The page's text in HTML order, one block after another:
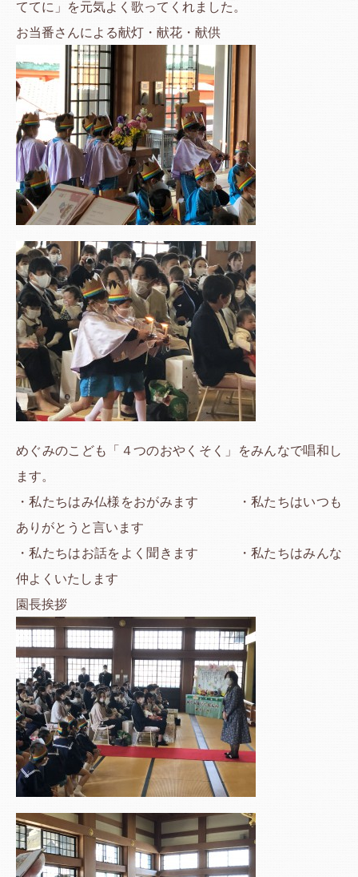
ててに」を元気よく歌ってくれました。
お当番さんによる献灯・献花・献供
めぐみのこども「４つのおやくそく」をみんなで唱和し
ます。
・私たちはみ仏様をおがみます ・私たちはいつも
ありがとうと言います
・私たちはお話をよく聞きます ・私たちはみんな
仲よくいたします
園長挨拶